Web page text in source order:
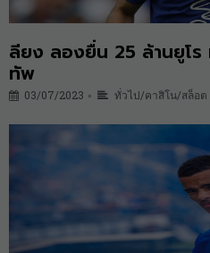
ลียง ลองยื่น 25 ล้านยูโ
ทัพ
03/07/2023 • ทั่วไป/คาสิโน/สล็อต